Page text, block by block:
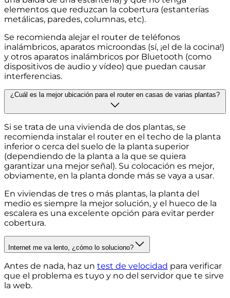
elementos que reduzcan la cobertura (estanterías
metálicas, paredes, columnas, etc).
Se recomienda alejar el router de teléfonos
inalámbricos, aparatos microondas (sí, ¡el de la cocina!)
y otros aparatos inalámbricos por Bluetooth (como
dispositivos de audio y vídeo) que puedan causar
interferencias.
¿Cuál es la mejor ubicación para el router en casas de varias plantas?
Si se trata de una vivienda de dos plantas, se
recomienda instalar el router en el techo de la planta
inferior o cerca del suelo de la planta superior
(dependiendo de la planta a la que se quiera
garantizar una mejor señal). Su colocación es mejor,
obviamente, en la planta donde más se vaya a usar.
En viviendas de tres o más plantas, la planta del
medio es siempre la mejor solución, y el hueco de la
escalera es una excelente opción para evitar perder
cobertura.
Internet me va lento, ¿cómo lo soluciono?
Antes de nada, haz un test de velocidad para verificar
que el problema es tuyo y no del servidor que te sirve
la web.